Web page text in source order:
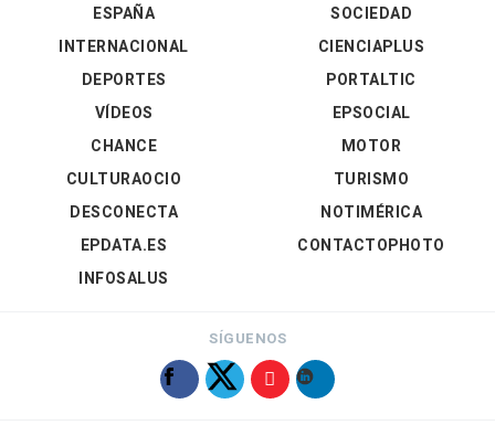
ESPAÑA
INTERNACIONAL
DEPORTES
VÍDEOS
SOCIEDAD
CIENCIAPLUS
PORTALTIC
EPSOCIAL
CHANCE
CULTURAOCIO
DESCONECTA
EPDATA.ES
INFOSALUS
MOTOR
TURISMO
NOTIMÉRICA
CONTACTOPHOTO
SÍGUENOS